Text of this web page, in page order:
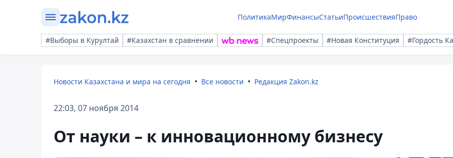
ПолитикаМирФинансыСтатьиПроисшествияПраво
#Выборы в Курултай #Казахстан в сравнении #Спецпроекты #Новая Конституция #Гордость
Новости Казахстана и мира на сегодня Все новости Редакция Zakon.kz
22:03, 07 ноября 2014
От науки – к инновационному бизнесу